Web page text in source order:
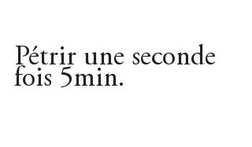
Pétrir une seconde
fois 5min.